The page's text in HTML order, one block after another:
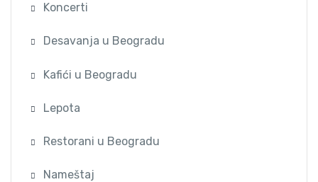
Koncerti
Desavanja u Beogradu
Kafići u Beogradu
Lepota
Restorani u Beogradu
Nameštaj